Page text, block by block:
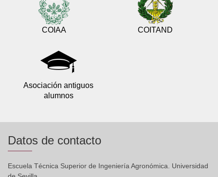
COIAA COITAND
Asociación antiguos
alumnos
Datos de contacto
Escuela Técnica Superior de Ingeniería Agronómica. Universidad